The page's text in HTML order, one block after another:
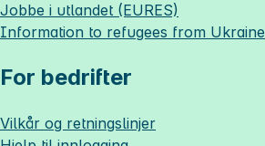
Jobbe i utlandet (EURES)
Information to refugees from Ukraine
For bedrifter
Vilkår og retningslinjer